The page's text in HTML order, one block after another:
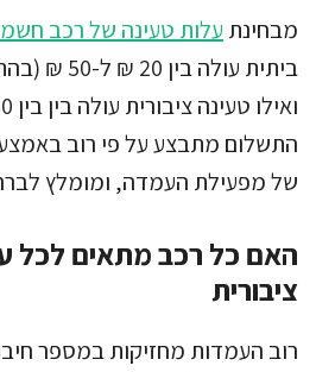
מבחינת עלות טעינה של רכב
ביתית עולה
התשלום מתבצע על פי רוב
של מפעילת העמדה, ומומלץ
האם כל רכב מתאים לכל
ציבורית
רוב העמדות מחזיקות במספר